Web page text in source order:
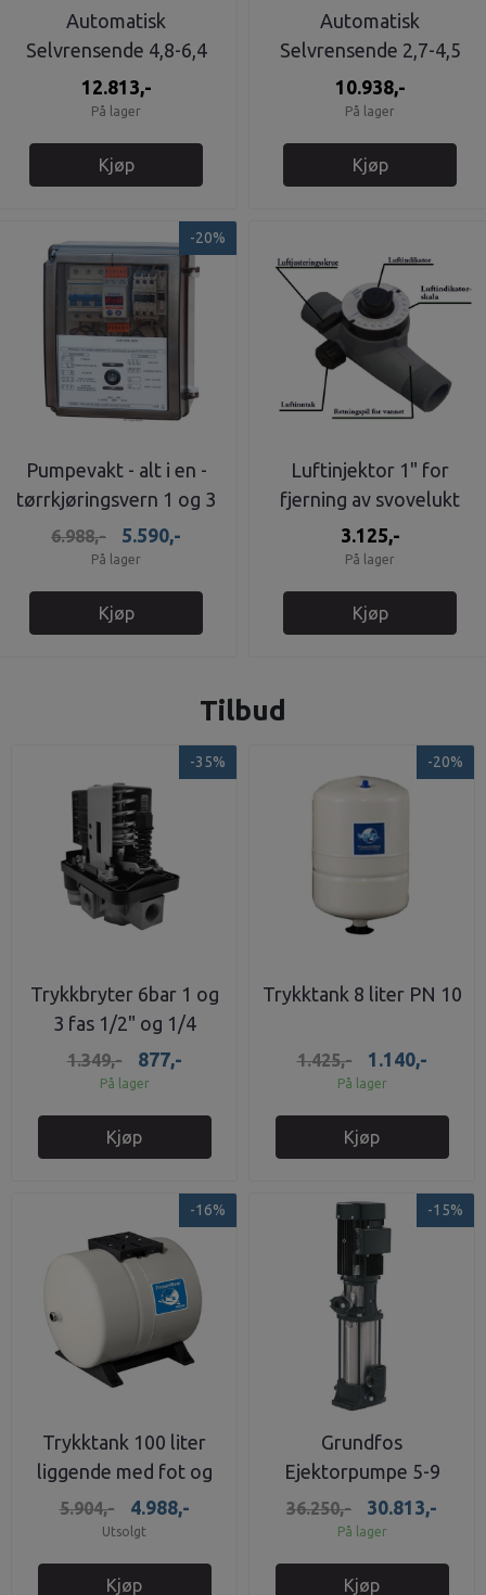
Automatisk
Selvrensende 4,8-6,4
m3/H FILTER 1" PM1
12.813,-
På lager
Kjøp
Automatisk
Selvrensende 2,7-4,5
m3/H FILTER 1" BM1
10.938,-
På lager
Kjøp
-20%
Pumpevakt - alt i en -
tørrkjøringsvern 1 og 3
fas
6.988,- 5.590,-
På lager
Kjøp
Luftinjektor 1" for
fjerning av svovelukt
3.125,-
På lager
Kjøp
Tilbud
-35%
Trykkbryter 6bar 1 og
3 fas 1/2" og 1/4
tilkobling
1.349,- 877,-
På lager
Kjøp
-20%
Trykktank 8 liter PN 10
1.425,- 1.140,-
På lager
Kjøp
-16%
Trykktank 100 liter
liggende med fot og
brakett til pumpe
5.904,- 4.988,-
Utsolgt
Kjøp
-15%
Grundfos
Ejektorpumpe 5-9
1,5,kw 3x230V/400
36.250,- 30.813,-
På lager
Kjøp